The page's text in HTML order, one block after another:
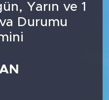
Yarın ve 1
Durumu
ve Fikstür